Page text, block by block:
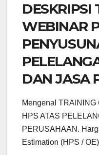
DESKRIPSI
WEBINAR
DAN JASA
Mengenal
HPS ATAS
PERUSAHAAN.
Estimation (HPS /